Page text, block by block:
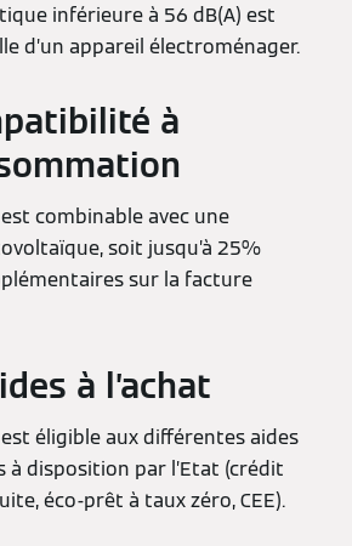
inférieure à 56 dB(A) est
d’un appareil électroménager.
à
combinable avec une
soit jusqu’à 25%
sur la facture
à l’achat
éligible aux différentes aides
à disposition par l’Etat (crédit
éco-prêt à taux zéro, CEE).